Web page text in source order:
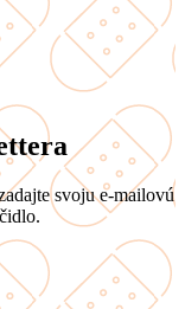
svoju e-mailovú